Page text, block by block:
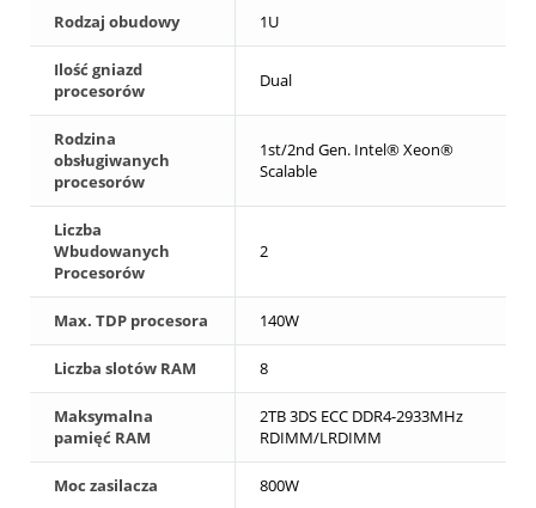
Rodzaj obudowy 1U
Ilość gniazd
procesorów
Dual
Rodzina
obsługiwanych
procesorów
1st/2nd Gen. Intel® Xeon®
Scalable
Liczba
Wbudowanych
Procesorów
2
Max. TDP procesora 140W
Liczba slotów RAM 8
Maksymalna
pamięć RAM
2TB 3DS ECC DDR4-2933MHz
RDIMM/LRDIMM
Moc zasilacza 800W